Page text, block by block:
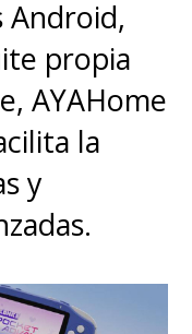
Android,
propia
AYAHome
la
y